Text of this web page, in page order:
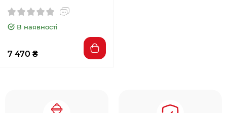
В наявності
7 470 ₴